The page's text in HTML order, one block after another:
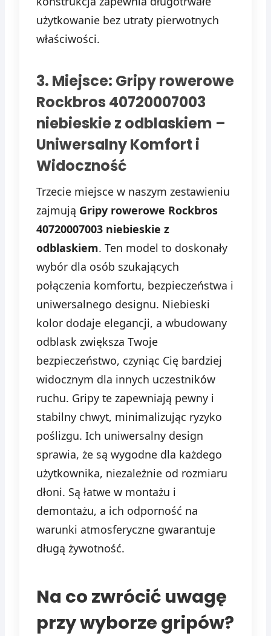
użytkowanie bez utraty pierwotnych
właściwości.
3. Miejsce: Gripy rowerowe
Rockbros 40720007003
niebieskie z odblaskiem –
Uniwersalny Komfort i
Widoczność
Trzecie miejsce w naszym zestawieniu
zajmują Gripy rowerowe Rockbros
40720007003 niebieskie z
odblaskiem. Ten model to doskonały
wybór dla osób szukających
połączenia komfortu, bezpieczeństwa i
uniwersalnego designu. Niebieski
kolor dodaje elegancji, a wbudowany
odblask zwiększa Twoje
bezpieczeństwo, czyniąc Cię bardziej
widocznym dla innych uczestników
ruchu. Gripy te zapewniają pewny i
stabilny chwyt, minimalizując ryzyko
poślizgu. Ich uniwersalny design
sprawia, że są wygodne dla każdego
użytkownika, niezależnie od rozmiaru
dłoni. Są łatwe w montażu i
demontażu, a ich odporność na
warunki atmosferyczne gwarantuje
długą żywotność.
Na co zwrócić uwagę
przy wyborze gripów?